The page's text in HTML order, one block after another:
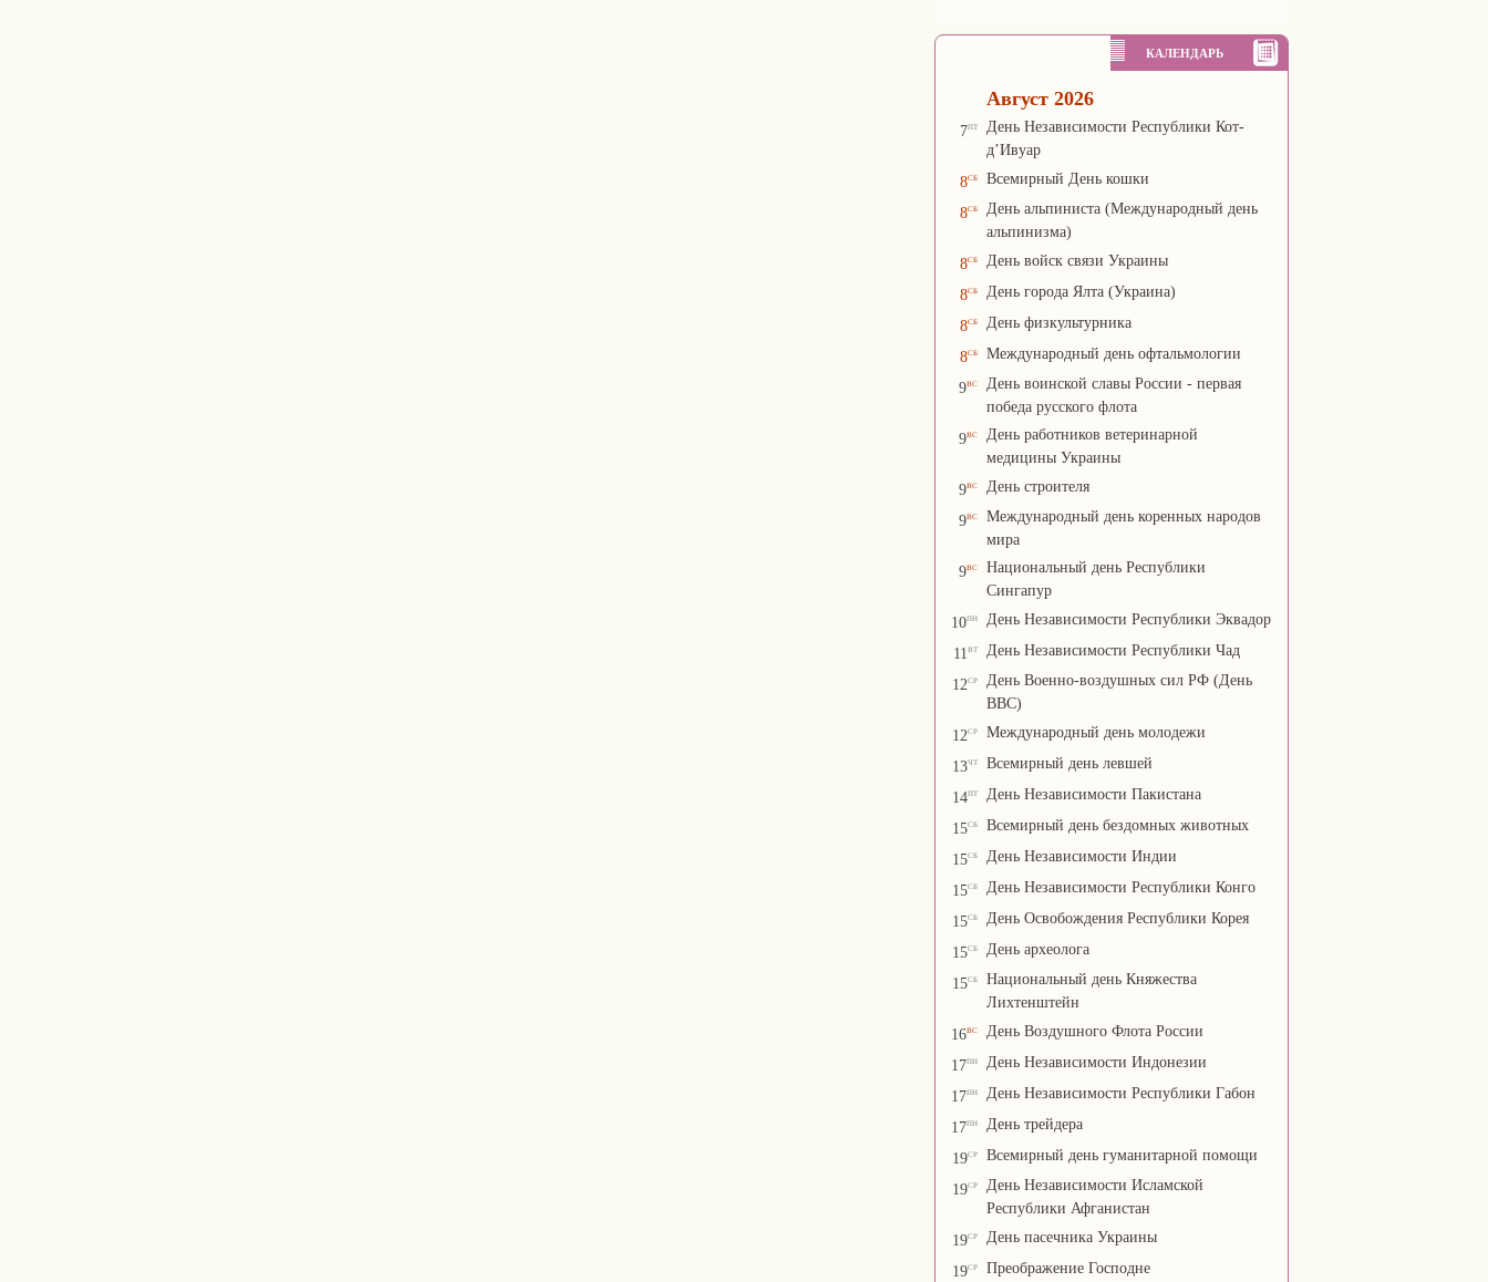
КАЛЕНДАРЬ
Август 2026
7пт
День Независимости Республики Кот-
д’Ивуар
8сб Всемирный День кошки
8сб
День альпиниста (Международный день
альпинизма)
8сб День войск связи Украины
8сб День города Ялта (Украина)
8сб День физкультурника
8сб Международный день офтальмологии
9вс
День воинской славы России - первая
победа русского флота
9вс
День работников ветеринарной
медицины Украины
9вс День строителя
9вс
Международный день коренных народов
мира
9вс
Национальный день Республики
Сингапур
10пн День Независимости Республики Эквадор
11вт День Независимости Республики Чад
12ср
День Военно-воздушных сил РФ (День
ВВС)
12ср Международный день молодежи
13чт Всемирный день левшей
14пт День Независимости Пакистана
15сб Всемирный день бездомных животных
15сб День Независимости Индии
15сб День Независимости Республики Конго
15сб День Освобождения Республики Корея
15сб День археолога
15сб
Национальный день Княжества
Лихтенштейн
16вс День Воздушного Флота России
17пн День Независимости Индонезии
17пн День Независимости Республики Габон
17пн День трейдера
19ср Всемирный день гуманитарной помощи
19ср
День Независимости Исламской
Республики Афганистан
19ср День пасечника Украины
19ср Преображение Господне